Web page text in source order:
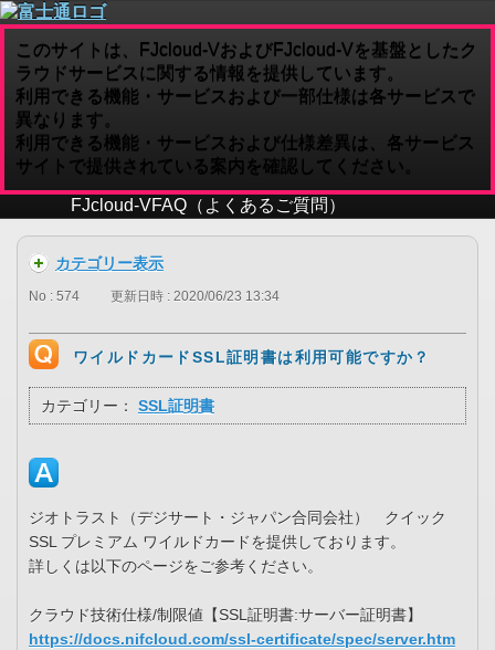
このサイトは、FJcloud-VおよびFJcloud-Vを基盤としたク
ラウドサービスに関する情報を提供しています。
利用できる機能・サービスおよび一部仕様は各サービスで
異なります。
利用できる機能・サービスおよび仕様差異は、各サービス
サイトで提供されている案内を確認してください。
FJcloud-VFAQ（よくあるご質問）
カテゴリー表示
No : 574 更新日時 : 2020/06/23 13:34
ワイルドカードSSL証明書は利用可能ですか？
カテゴリー： SSL証明書
ジオトラスト（デジサート・ジャパン合同会社） クイック
SSL プレミアム ワイルドカードを提供しております。
詳しくは以下のページをご参考ください。
クラウド技術仕様/制限値【SSL証明書:サーバー証明書】
https://docs.nifcloud.com/ssl-certificate/spec/server.htm